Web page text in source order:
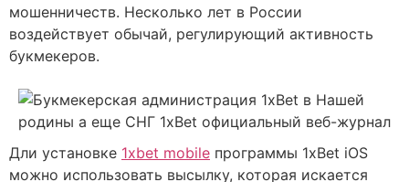
мошенничеств. Несколько лет в России
воздействует обычай, регулирующий активность
букмекеров.
Дли установке 1xbet mobile программы 1xBet iOS
можно использовать высылку, которая искается